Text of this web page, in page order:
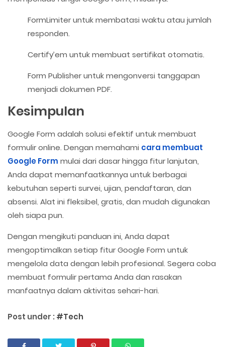
FormLimiter untuk membatasi waktu atau jumlah
responden.
Certify’em untuk membuat sertifikat otomatis.
Form Publisher untuk mengonversi tanggapan
menjadi dokumen PDF.
Kesimpulan
Google Form adalah solusi efektif untuk membuat
formulir online. Dengan memahami cara membuat
Google Form mulai dari dasar hingga fitur lanjutan,
Anda dapat memanfaatkannya untuk berbagai
kebutuhan seperti survei, ujian, pendaftaran, dan
absensi. Alat ini fleksibel, gratis, dan mudah digunakan
oleh siapa pun.
Dengan mengikuti panduan ini, Anda dapat
mengoptimalkan setiap fitur Google Form untuk
mengelola data dengan lebih profesional. Segera coba
membuat formulir pertama Anda dan rasakan
manfaatnya dalam aktivitas sehari-hari.
Post under :#Tech